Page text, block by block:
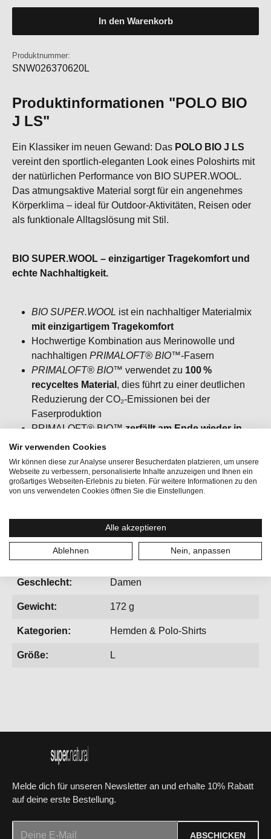
In den Warenkorb
Produktnummer:
SNW026370620L
Produktinformationen "POLO BIO
J LS"
Ein Klassiker im neuen Gewand: Das POLO BIO J LS
vereint den sportlich-eleganten Look eines Poloshirts mit
der natürlichen Performance von BIO SUPER.WOOL.
Das atmungsaktive Material sorgt für ein angenehmes
Körperklima – ideal für Outdoor-Aktivitäten, Reisen oder
als funktionale Alltagslösung mit Stil.
BIO SUPER.WOOL – einzigartiger Tragekomfort und
echte Nachhaltigkeit.
BIO SUPER.WOOL ist ein nachhaltiger Materialmix
mit einzigartigem Tragekomfort
Hochwertige Kombination aus Merinowolle und
nachhaltigen PRIMALOFT® BIO™‑Fasern
PRIMALOFT® BIO™ verwendet zu 100 %
recyceltes Material , dies führt zu einer deutlichen
Reduzierung der CO₂‑Emissionen bei der
Faserproduktion
PRIMALOFT® BIO™zerfällt am Ende wieder in
natürlich vorkommende Stoffe
Langlebig, pflegeleicht und mit sämtlichen
Merino‑Vorteilen
Aktivitäten: Bergsport, Lifestyle
Geschlecht: Damen
Gewicht: 172 g
Kategorien: Hemden & Polo-Shirts
Größe: L
Melde dich für unseren Newsletter an und erhalte 10% Rabatt
auf deine erste Bestellung.
ABSCHICKEN
Wir verwenden Cookies
Wir können diese zur Analyse unserer Besucherdaten platzieren, um unsere
Webseite zu verbessern, personalisierte Inhalte anzuzeigen und Ihnen ein
großartiges Webseiten-Erlebnis zu bieten. Für weitere Informationen zu den
von uns verwendeten Cookies öffnen Sie die Einstellungen.
Alle akzeptieren
Ablehnen Nein, anpassen